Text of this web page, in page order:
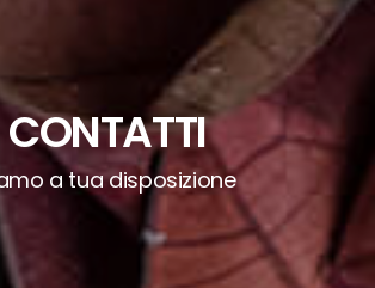
CONTATTI
a tua disposizione